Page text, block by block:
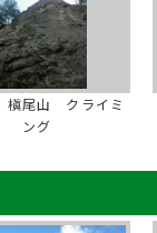
尾山 クライミ
ング